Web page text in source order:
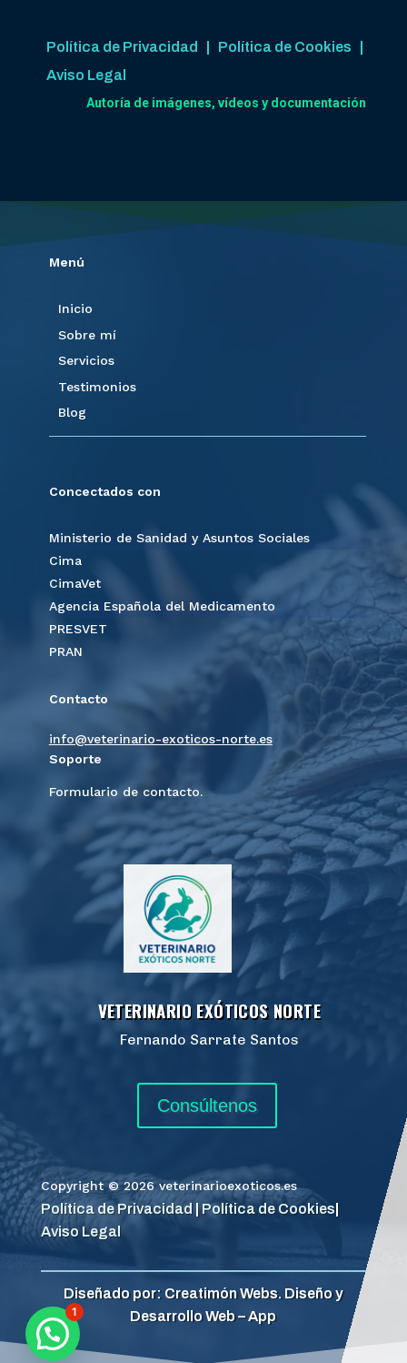
Política de Privacidad Política de Cookies
Aviso Legal
Autoría de imágenes, vídeos y documentación
Menú
Inicio
Sobre mí
Servicios
Testimonios
Blog
Concectados con
Ministerio de Sanidad y Asuntos Sociales
Cima
CimaVet
Agencia Española del Medicamento
PRESVET
PRAN
Contacto
info@veterinario-exoticos-norte.es
Soporte
Formulario de contacto.
VETERINARIO EXÓTICOS NORTE
Fernando Sarrate Santos
Consúltenos
Copyright © 2026 veterinarioexoticos.es
Política de Privacidad |Política de Cookies|
Aviso Legal
Diseñado por: Creatimón Webs. Diseño y
Desarrollo Web – App
1